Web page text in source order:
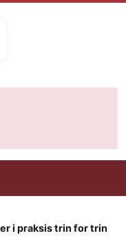
i praksis trin for trin